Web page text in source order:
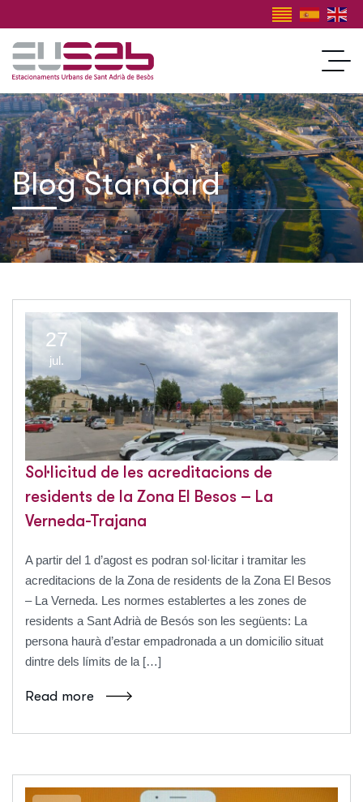
Blog Standard
27
jul.
Sol·licitud de les acreditacions de
residents de la Zona El Besos – La
Verneda-Trajana
A partir del 1 d’agost es podran sol·licitar i tramitar les
acreditacions de la Zona de residents de la Zona El Besos
– La Verneda. Les normes establertes a les zones de
residents a Sant Adrià de Besós son les següents: La
persona haurà d’estar empadronada a un domicilio situat
dintre dels límits de la […]
Read more